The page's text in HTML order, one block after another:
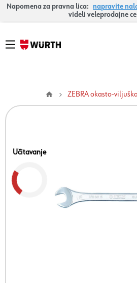
Napomena za pravna lica: napravite
videli veleprodajne
ZEBRA okasto-
Učitavanje